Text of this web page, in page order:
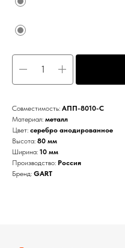
Совместимость: АПП-8010-С
Материал: металл
Цвет: серебро анодированное
Высота: 80 мм
Ширина: 10 мм
Производство: Россия
Бренд: GART